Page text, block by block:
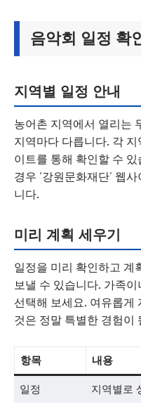
음악회 일정 확
지역별 일정 안내
농어촌 지역에서 열리는
지역마다 다릅니다. 각
이트를 통해 확인할 수
경우 ‘강원문화재단’ 웹
니다.
미리 계획 세우기
일정을 미리 확인하고 계
보낼 수 있습니다. 가족
선택해 보세요. 여유롭게
것은 정말 특별한 경험이
항목 내용
일정 지역별로